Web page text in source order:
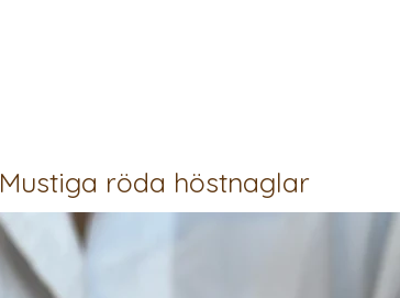
Mustiga röda höstnaglar